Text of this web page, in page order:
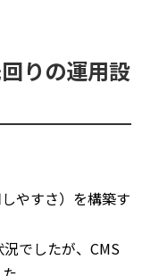
りの運用設
やすさ）を構築す
でしたが、CMS